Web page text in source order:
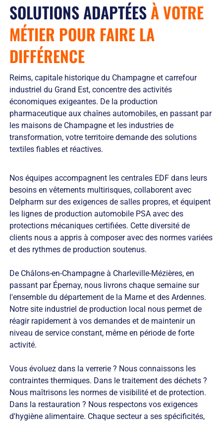
SOLUTIONS ADAPTÉESÀ VOTRE
MÉTIER POUR FAIRE LA
DIFFÉRENCE
Reims, capitale historique du Champagne et carrefour
industriel du Grand Est, concentre des activités
économiques exigeantes. De la production
pharmaceutique aux chaînes automobiles, en passant par
les maisons de Champagne et les industries de
transformation, votre territoire demande des solutions
textiles fiables et réactives.
Nos équipes accompagnent les centrales EDF dans leurs
besoins en vêtements multirisques, collaborent avec
Delpharm sur des exigences de salles propres, et équipent
les lignes de production automobile PSA avec des
protections mécaniques certifiées. Cette diversité de
clients nous a appris à composer avec des normes variées
et des rythmes de production soutenus.
De Châlons-en-Champagne à Charleville-Mézières, en
passant par Épernay, nous livrons chaque semaine sur
l'ensemble du département de la Marne et des Ardennes.
Notre site industriel de production local nous permet de
réagir rapidement à vos demandes et de maintenir un
niveau de service constant, même en période de forte
activité.
Vous évoluez dans la verrerie ? Nous connaissons les
contraintes thermiques. Dans le traitement des déchets ?
Nous maîtrisons les normes de visibilité et de protection.
Dans la restauration ? Nous respectons vos exigences
d'hygiène alimentaire. Chaque secteur a ses spécificités,